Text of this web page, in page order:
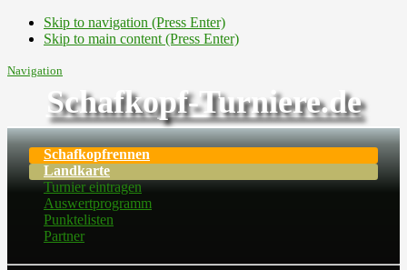
Skip to navigation (Press Enter)
Skip to main content (Press Enter)
Navigation
Schafkopf-Turniere.de
Schafkopfrennen
Landkarte
Turnier eintragen
Auswertprogramm
Punktelisten
Partner